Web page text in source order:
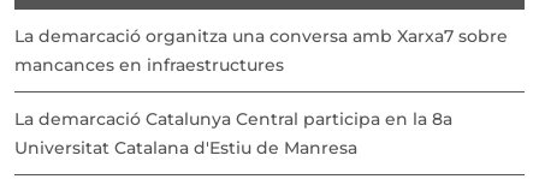
La demarcació organitza una conversa amb Xarxa7 sobre
mancances en infraestructures
La demarcació Catalunya Central participa en la 8a
Universitat Catalana d'Estiu de Manresa